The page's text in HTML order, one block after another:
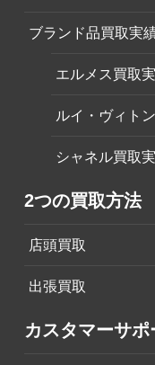
ブランド品買取実
エルメス買取
ルイ・ヴィト
シャネル買取
2つの買取方法
店頭買取
出張買取
カスタマーサポ